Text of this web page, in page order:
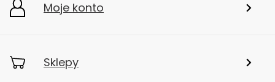
Moje konto
Sklepy